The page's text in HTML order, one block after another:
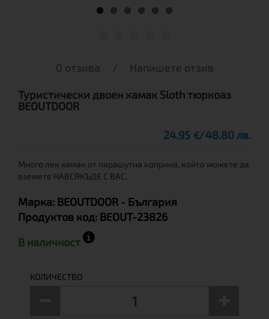
0 отзива / Напишете отзив
Туристически двоен хамак Sloth тюркоаз
BEOUTDOOR
24.95 € 48.80 лв.
Много лек хамак от парашутна коприна, който можете да
вземете НАВСЯКЪДЕ С ВАС.
Марка: BEOUTDOOR - България
Продуктов код: BEOUT-23826
В наличност
КОЛИЧЕСТВО